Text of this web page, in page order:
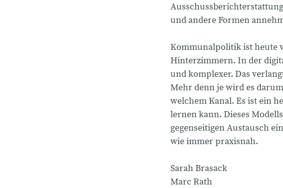
und andere Formen
Kommunalpolitik ist heute
Hinterzimmern. In der
und komplexer. Das
Mehr denn je wird es
welchem Kanal. Es ist ein
lernen kann. Dieses
gegenseitigen Austausch
wie immer praxisnah.
Sarah Brasack
Marc Rath